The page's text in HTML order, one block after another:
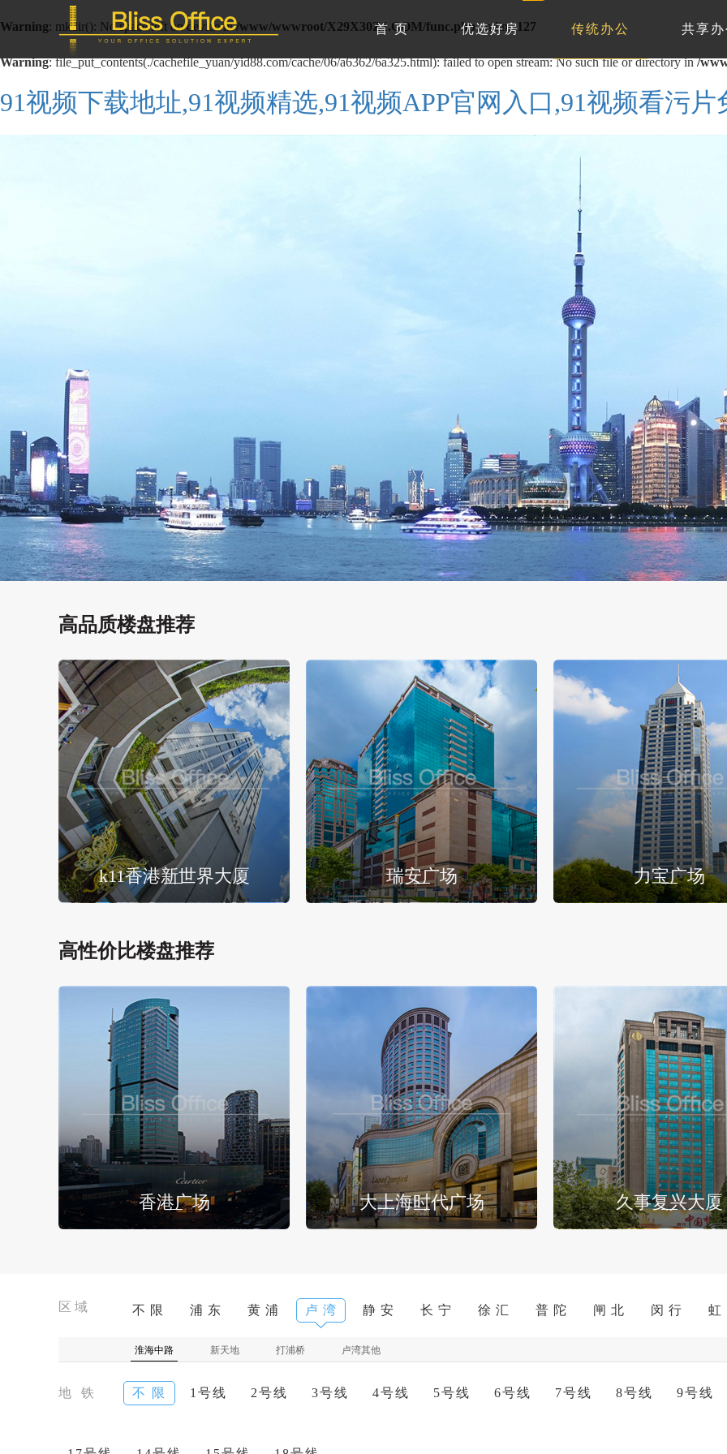
Warning: mkdir(): No space left on device in/www/wwwroot/X29X30Z1.COM/func.phpon line127
Warning: file_put_contents(./cachefile_yuan/yid88.com/cache/06/a6362/6a325.html): failed to open stream: No such file or directory in/
91视频下载地址,91视频精选,91视频APP官网入口,91视频看污片
首 页 优选好房 传统办公 共享
高品质楼盘推荐
k11香港新世界大厦 瑞安广场 力宝广场
高性价比楼盘推荐
香港广场 大上海时代广场 久事复兴大厦
区域 不 限 浦 东 黄 浦 卢 湾 静 安 长 宁 徐 汇 普 陀 闸 北 闵 行 虹
淮海中路 新天地 打浦桥 卢湾其他
地 铁 不 限 1号线 2号线 3号线 4号线 5号线 6号线 7号线 8号线 9号线